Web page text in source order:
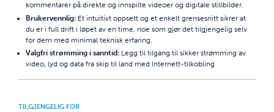
kommentarer på direkte og innspilte videoer og digitale stillbilder.
Brukervennlig: Et intuitivt oppsett og et enkelt grensesnitt sikrer at
du er i full drift i løpet av en time, noe som gjør det tilgjengelig selv
for dem med minimal teknisk erfaring.
Valgfri strømming i sanntid: Legg til tilgang til sikker strømming av
video, lyd og data fra skip til land med Internett-tilkobling
TILGJENGELIG FOR